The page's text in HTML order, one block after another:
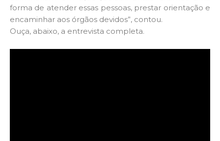
forma de atender essas pessoas, prestar orientação e
encaminhar aos órgãos devidos”, contou.
Ouça, abaixo, a entrevista completa.